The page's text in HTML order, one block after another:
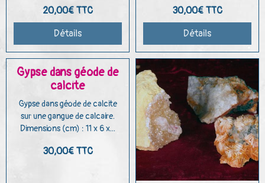
20,00€ TTC
Détails
30,00€ TTC
Détails
Gypse dans géode de
calcite
Gypse dans géode de calcite
sur une gangue de calcaire.
Dimensions (cm) : 11 x 6 x...
30,00€ TTC